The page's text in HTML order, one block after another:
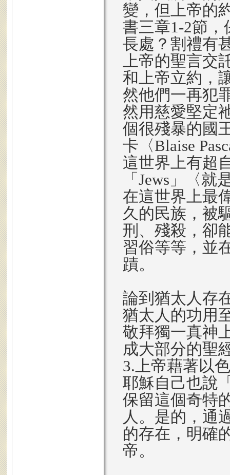
變，但上帝的
書三章1-2節
長處？割禮有
上帝的聖言交
和上帝立約，
然他們一再犯
然用慈愛堅定
個很殘暴的國
卡〈Blaise
這世界上有超
「Jews」〈
在這世界上最
久的民族，被
刑、殘殺，卻
習俗等等，並
蹟。
論到猶太人存
猶太人的功用
敬拜獨一真神
成大部分的聖
3.上帝藉著以
耶穌自己也說
保留這個奇特
人。是的，通
的存在，明確
帝。